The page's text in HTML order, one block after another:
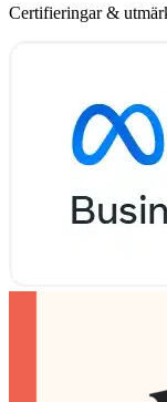
Certifieringar &